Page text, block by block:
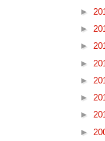
►
►
►
►
►
►
►
►